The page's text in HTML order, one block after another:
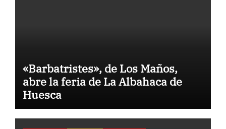
«Barbatristes», de Los Maños,
abre la feria de La Albahaca de
Huesca